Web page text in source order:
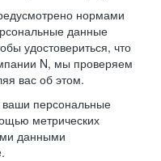
нормами
данные
удостовериться, что
N, мы проверяем
вас об этом.
персональные
метрических
данными